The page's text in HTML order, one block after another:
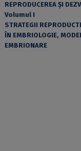
REPRODUCEREA ȘI
Volumul I
STRATEGII
ÎN EMBRIOLOGIE,
EMBRIONARE